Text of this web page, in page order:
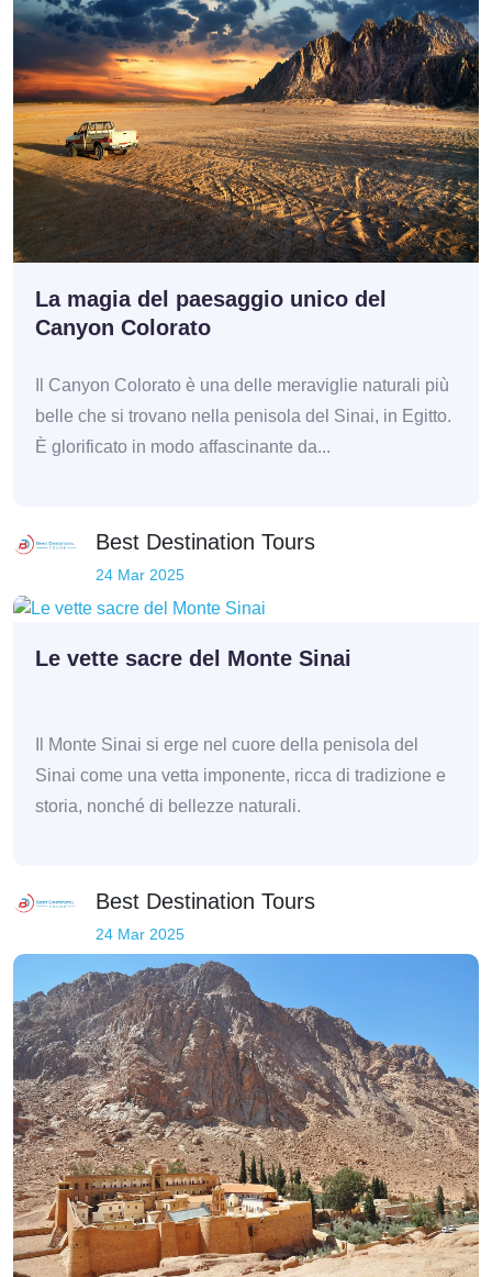
La magia del paesaggio unico del
Canyon Colorato
Il Canyon Colorato è una delle meraviglie naturali più
belle che si trovano nella penisola del Sinai, in Egitto.
È glorificato in modo affascinante da...
Best Destination Tours
24 Mar 2025
Le vette sacre del Monte Sinai
Il Monte Sinai si erge nel cuore della penisola del
Sinai come una vetta imponente, ricca di tradizione e
storia, nonché di bellezze naturali.
Best Destination Tours
24 Mar 2025